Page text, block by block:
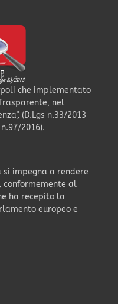
che implementato
nel
(D.Lgs n.33/2013
2016).
impegna a rendere
conformemente al
ha recepito la
europeo e